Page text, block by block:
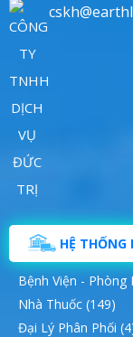
HỆ THỐNG
Bệnh Viện - Phòng
Nhà Thuốc (149)
Đại Lý Phân Phối